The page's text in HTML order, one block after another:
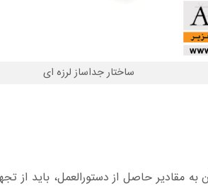
ساختار جداساز لرزه ای
حاصل از دستورالعمل، بايد از